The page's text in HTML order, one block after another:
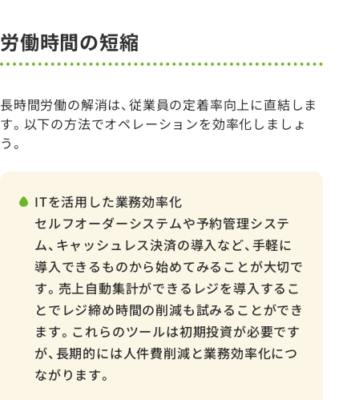
労働時間の短縮
長時間労働の解消は、従業員の定着率向上に直結しま
す。以下の方法でオペレーションを効率化しましょ
う。
ITを活用した業務効率化
セルフオーダーシステムや予約管理システ
ム、キャッシュレス決済の導入など、手軽に
導入できるものから始めてみることが大切で
す。売上自動集計ができるレジを導入するこ
とでレジ締め時間の削減も試みることができ
ます。これらのツールは初期投資が必要です
が、長期的には人件費削減と業務効率化につ
ながります。